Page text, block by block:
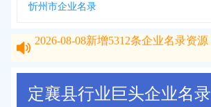
忻州市企业名录
定襄县行业巨头企业名录